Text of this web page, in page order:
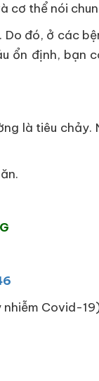
cơ thể nói
đó, ở các
ổn định, bạn
là tiêu chảy.
nhiễm Covid-